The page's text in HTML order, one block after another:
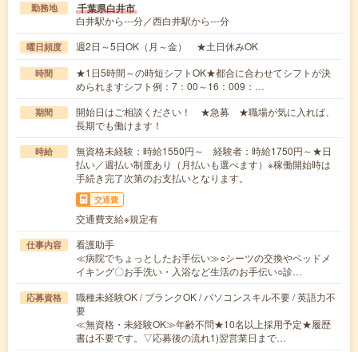
勤務地 千葉県白井市
白井駅から---分／西白井駅から---分
曜日頻度 週2日～5日OK（月～金） ★土日休みOK
時間
★1日5時間～の時短シフトOK★都合に合わせてシフトが決
められますシフト例：7：00～16：009：…
期間
開始日はご相談ください！ ★急募 ★職場が気に入れば、
長期でも働けます！
時給
無資格未経験：時給1550円～ 経験者：時給1750円～★日
払い／週払い制度あり（月払いも選べます）※稼働開始時は
手続き完了次第のお支払いとなります。
交通費
交通費支給※規定有
仕事内容
看護助手
≪病院でちょっとしたお手伝い≫○シーツの交換やベッドメ
イキング〇お手洗い・入浴など生活のお手伝い○診…
応募資格
職種未経験OK / ブランクOK / パソコンスキル不要 / 英語力不
要
≪無資格・未経験OK≫年齢不問★10名以上採用予定★履歴
書は不要です。▽応募後の流れ1)翌営業日まで…